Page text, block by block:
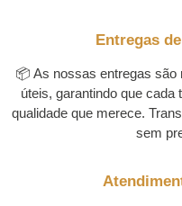
Entregas
📦 As nossas entregas são
úteis, garantindo que cada
qualidade que merece.
sem